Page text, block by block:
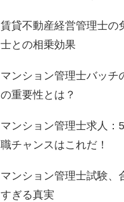
賃貸不動産経営管理士の
士との相乗効果
マンション管理士バッチ
の重要性とは？
マンション管理士求人：
職チャンスはこれだ！
マンション管理士試験、
すぎる真実